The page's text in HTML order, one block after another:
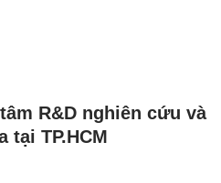
R&D nghiên cứu và
tại TP.HCM